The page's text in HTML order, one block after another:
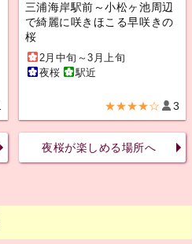
三浦海岸駅前～小松ヶ池周辺
で綺麗に咲きほこる早咲きの
桜
2月中旬～3月上旬
夜桜
駅近
★★★★☆ 3
夜桜が楽しめる場所へ